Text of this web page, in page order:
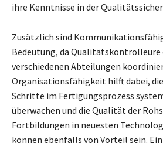
ihre Kenntnisse in der
Zusätzlich sind
Bedeutung, da Qualitätskontrolleure
verschiedenen Abteilungen
Organisationsfähigkeit hilft dabei,
Schritte im Fertigungsprozess
überwachen und die Qualität der
Fortbildungen in neuesten
können ebenfalls von Vorteil sein.